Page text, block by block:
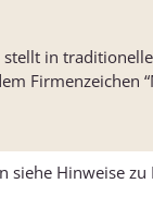
in
Firmenzeichen
siehe Hinweise